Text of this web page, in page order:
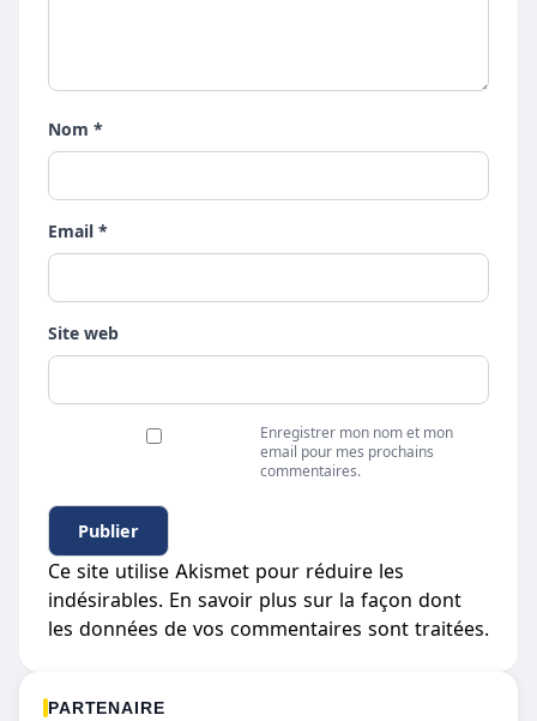
Nom *
Email *
Site web
Enregistrer mon nom et mon
email pour mes prochains
commentaires.
Ce site utilise Akismet pour réduire les
indésirables. En savoir plus sur la façon dont
les données de vos commentaires sont traitées.
PARTENAIRE